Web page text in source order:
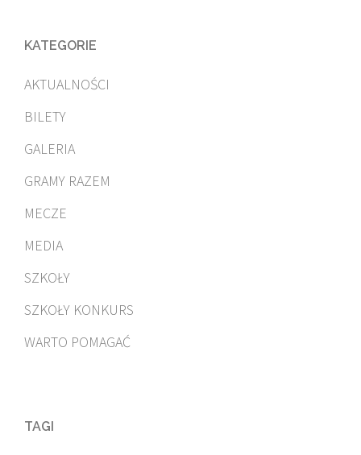
KATEGORIE
AKTUALNOŚCI
BILETY
GALERIA
GRAMY RAZEM
MECZE
MEDIA
SZKOŁY
SZKOŁY KONKURS
WARTO POMAGAĆ
TAGI